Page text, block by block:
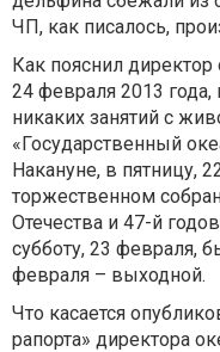
ЧП, как писалось,
Как пояснил
24 февраля 2013
никаких занятий с
«Государственный
Накануне, в пятницу,
торжественном
Отечества и 47-й
субботу, 23 февраля,
февраля – выходной.
Что касается
рапорта» директора